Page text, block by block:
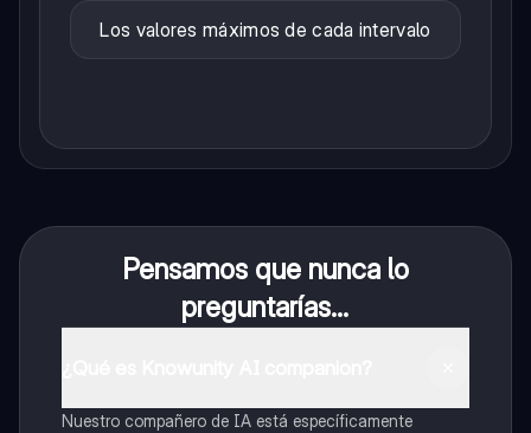
Los valores máximos de cada intervalo
Pensamos que nunca lo
preguntarías...
Nuestro compañero de IA está específicamente